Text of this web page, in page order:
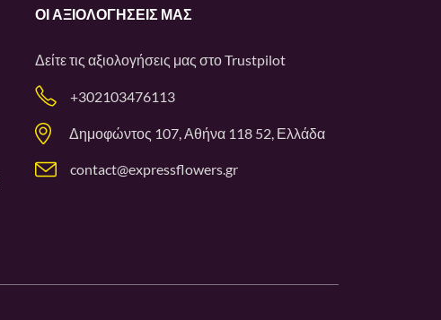
ΟΙ ΑΞΙΟΛΟΓΉΣΕΙΣ ΜΑΣ
Δείτε τις αξιολογήσεις μας στοTrustpilot
+302103476113
Δημοφώντος 107, Αθήνα 118 52, Ελλάδα
contact@expressflowers.gr